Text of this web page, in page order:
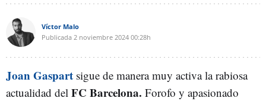
Víctor Malo
Publicada 2 noviembre 2024 00:28h
Joan Gaspart sigue de manera muy activa la rabiosa
actualidad del FC Barcelona. Forofo y apasionado